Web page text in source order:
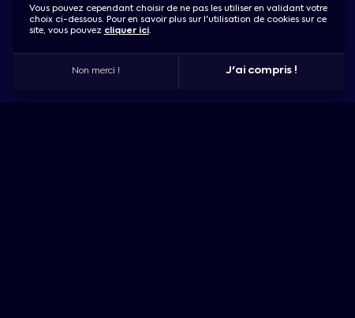
Vous pouvez cependant choisir de ne pas les utiliser en validant votre
choix ci-dessous. Pour en savoir plus sur l'utilisation de cookies sur ce
site, vous pouvez cliquer ici.
Non merci ! J'ai compris !
CRÉE LES CONDITION DE TA RÉUSSITE